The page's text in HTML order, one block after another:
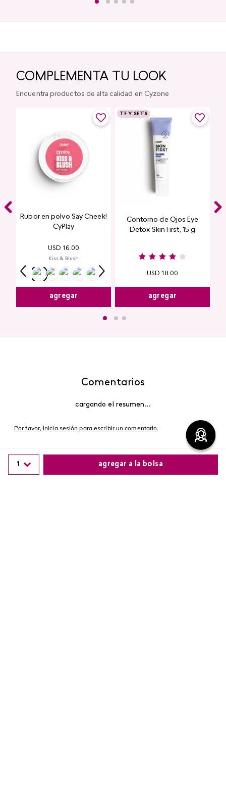
1 agregar a la bolsa
COMPLEMENTA TU LOOK
Encuentra productos de alta calidad en Cyzone
Rubor en polvo Say Cheek!
CyPlay
USD 16.00
Kiss & Blush
agregar
TF Y SETS
Contorno de Ojos Eye
Detox Skin First, 15 g
USD 18.00
agregar
Comentarios
cargando el resumen…
Por favor, inicia sesión para escribir un comentario.
Más reciente